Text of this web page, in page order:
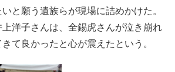
と願う遺族らが現場に詰めかけた。
洋子さんは、全錫虎さんが泣き崩れ
て良かったと心が震えたという。